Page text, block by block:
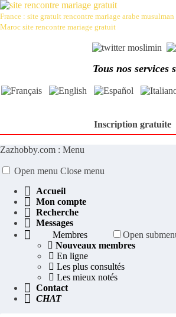
France : site gratuit rencontre mariage arabe musulman
Maroc site rencontre mariage gratuit
Tous nos services
Inscription gratuite
Zazhobby.com : Menu
Open menu Close menu
Accueil
Mon compte
Recherche
Messages
Membres
Open
Nouveaux membres
En ligne
Les plus consultés
Les mieux notés
Contact
CHAT